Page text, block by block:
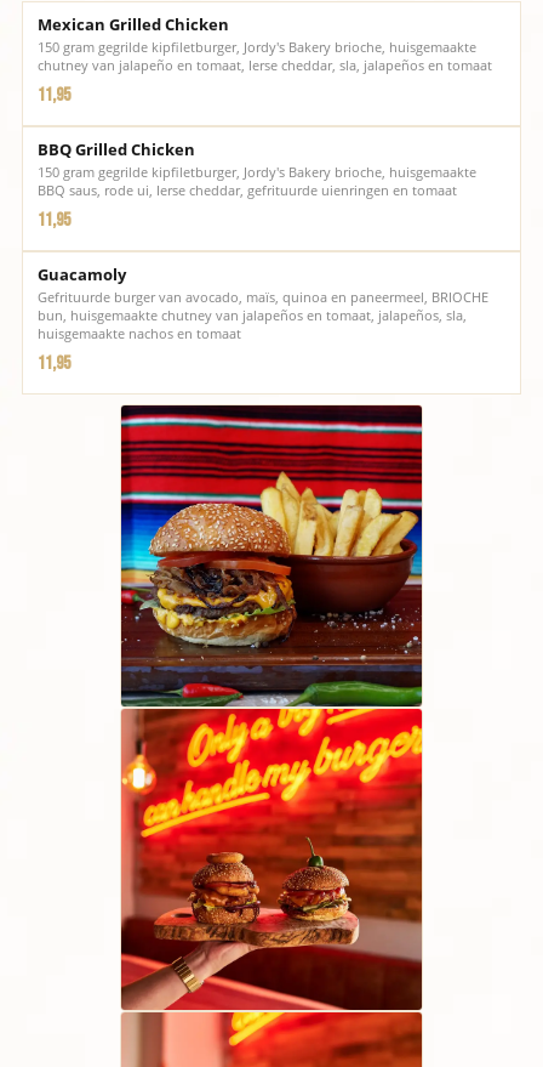
Mexican Grilled Chicken
150 gram gegrilde kipfiletburger, Jordy's Bakery brioche, huisgemaakte
chutney van jalapeño en tomaat, Ierse cheddar, sla, jalapeños en tomaat
11,95
BBQ Grilled Chicken
150 gram gegrilde kipfiletburger, Jordy's Bakery brioche, huisgemaakte
BBQ saus, rode ui, Ierse cheddar, gefrituurde uienringen en tomaat
11,95
Guacamoly
Gefrituurde burger van avocado, maïs, quinoa en paneermeel, BRIOCHE
bun, huisgemaakte chutney van jalapeños en tomaat, jalapeños, sla,
huisgemaakte nachos en tomaat
11,95